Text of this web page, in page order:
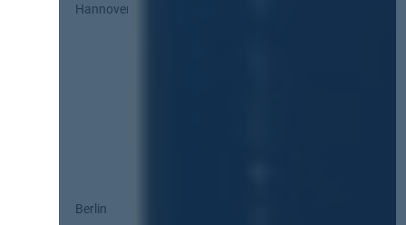
Hannover
Berlin